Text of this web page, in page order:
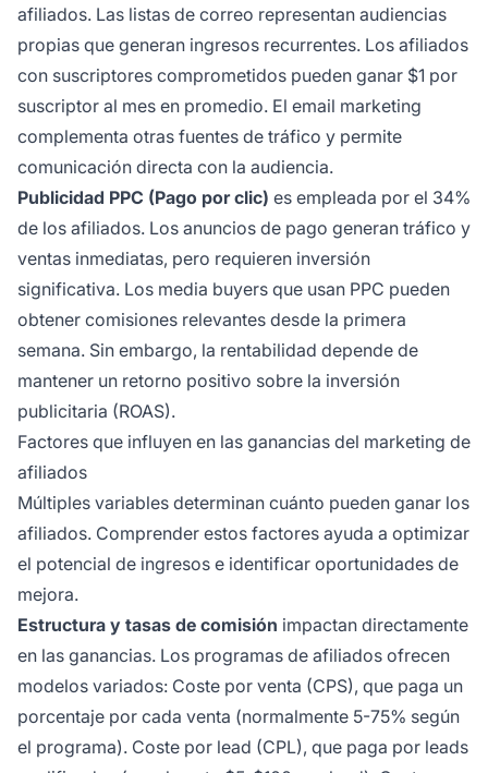
afiliados. Las listas de correo representan audiencias
propias que generan ingresos recurrentes. Los afiliados
con suscriptores comprometidos pueden ganar $1 por
suscriptor al mes en promedio. El email marketing
complementa otras fuentes de tráfico y permite
comunicación directa con la audiencia.
Publicidad PPC (Pago por clic) es empleada por el 34%
de los afiliados. Los anuncios de pago generan tráfico y
ventas inmediatas, pero requieren inversión
significativa. Los media buyers que usan PPC pueden
obtener comisiones relevantes desde la primera
semana. Sin embargo, la rentabilidad depende de
mantener un retorno positivo sobre la inversión
publicitaria (ROAS).
Factores que influyen en las ganancias del marketing de
afiliados
Múltiples variables determinan cuánto pueden ganar los
afiliados. Comprender estos factores ayuda a optimizar
el potencial de ingresos e identificar oportunidades de
mejora.
Estructura y tasas de comisión impactan directamente
en las ganancias. Los programas de afiliados ofrecen
modelos variados: Coste por venta (CPS), que paga un
porcentaje por cada venta (normalmente 5-75% según
el programa). Coste por lead (CPL), que paga por leads